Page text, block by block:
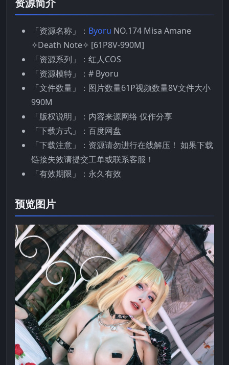
资源简介
「资源名称」： Byoru NO.174 Misa Amane
✧Death Note✧ [61P8V-990M]
「资源系列」：红人COS
「资源模特」：# Byoru
「文件数量」：图片数量61P视频数量8V文件大小
990M
「版权说明」：内容来源网络 仅作分享
「下载方式」：百度网盘
「下载注意」：资源请勿进行在线解压！ 如果下载
链接失效请提交工单或联系客服！
「有效期限」：永久有效
预览图片